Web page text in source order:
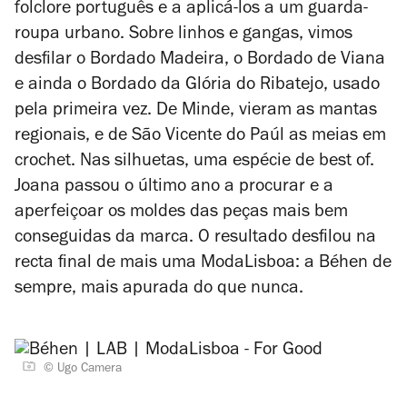
folclore português e a aplicá-los a um guarda-
roupa urbano. Sobre linhos e gangas, vimos
desfilar o Bordado Madeira, o Bordado de Viana
e ainda o Bordado da Glória do Ribatejo, usado
pela primeira vez. De Minde, vieram as mantas
regionais, e de São Vicente do Paúl as meias em
crochet. Nas silhuetas, uma espécie de best of.
Joana passou o último ano a procurar e a
aperfeiçoar os moldes das peças mais bem
conseguidas da marca. O resultado desfilou na
recta final de mais uma ModaLisboa: a Béhen de
sempre, mais apurada do que nunca.
© Ugo Camera